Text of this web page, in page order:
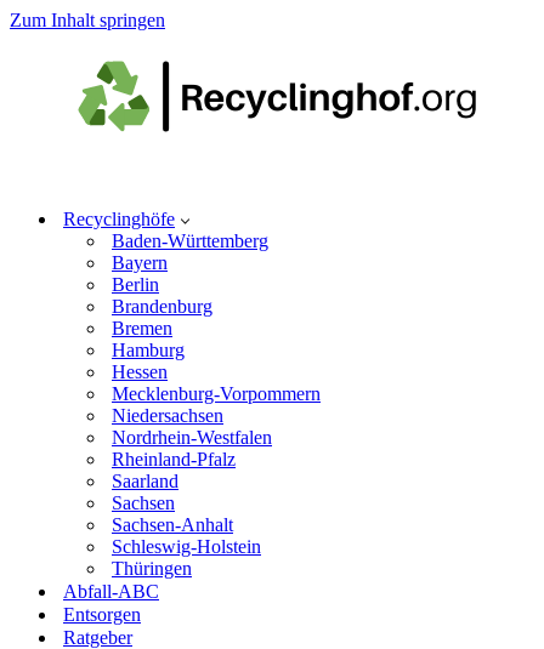
Zum Inhalt springen
Recyclinghöfe
Baden-Württemberg
Bayern
Berlin
Brandenburg
Bremen
Hamburg
Hessen
Mecklenburg-Vorpommern
Niedersachsen
Nordrhein-Westfalen
Rheinland-Pfalz
Saarland
Sachsen
Sachsen-Anhalt
Schleswig-Holstein
Thüringen
Abfall-ABC
Entsorgen
Ratgeber